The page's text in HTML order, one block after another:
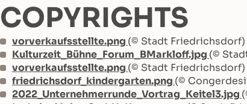
COPYRIGHTS
vorverkaufsstellte.png (© Stadt Friedrichsdorf)
Kulturzeit_Bühne_Forum_BMarkloff.jpg (©
vorverkaufsstellte.png (© Stadt Friedrichsdorf)
friedrichsdorf_kindergarten.png (©
2022_Unternehmerrunde_Vortrag_Keitel3.jpg